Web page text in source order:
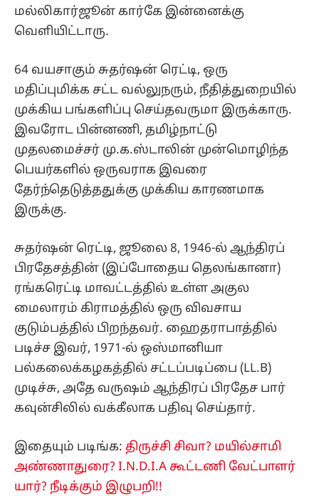
மல்லிகார்ஜூன் கார்கே இன்னைக்கு
வெளியிட்டாரு.
64 வயசாகும் சுதர்ஷன் ரெட்டி, ஒரு
மதிப்புமிக்க சட்ட வல்லுநரும், நீதித்துறையில்
முக்கிய பங்களிப்பு செய்தவருமா இருக்காரு.
இவரோட பின்னணி, தமிழ்நாட்டு
முதலமைச்சர் மு.க.ஸ்டாலின் முன்மொழிந்த
பெயர்களில் ஒருவராக இவரை
தேர்ந்தெடுத்ததுக்கு முக்கிய காரணமாக
இருக்கு.
சுதர்ஷன் ரெட்டி, ஜூலை 8, 1946-ல் ஆந்திரப்
பிரதேசத்தின் (இப்போதைய தெலங்கானா)
ரங்கரெட்டி மாவட்டத்தில் உள்ள அகுல
மைலாரம் கிராமத்தில் ஒரு விவசாய
குடும்பத்தில் பிறந்தவர். ஹைதராபாத்தில்
படிச்ச இவர், 1971-ல் ஒஸ்மானியா
பல்கலைக்கழகத்தில் சட்டப்படிப்பை (LL.B)
முடிச்சு, அதே வருஷம் ஆந்திரப் பிரதேச பார்
கவுன்சிலில் வக்கீலாக பதிவு செய்தார்.
இதையும் படிங்க: திருச்சி சிவா? மயில்சாமி
அண்ணாதுரை? I.N.D.I.A கூட்டணி வேட்பாளர்
யார்? நீடிக்கும் இழுபறி!!